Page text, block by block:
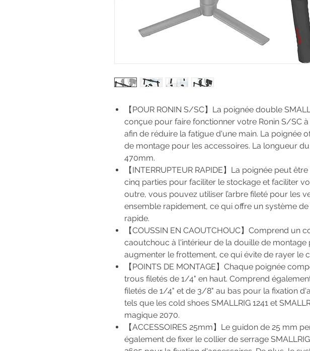
【POUR RONIN S/SC】La poignée double
conçue pour faire fonctionner votre Ronin S/SC à
afin de réduire la fatigue d'une main. La poignée
de montage pour les accessoires. La longueur
470mm.
【INTERRUPTEUR RAPIDE】La poignée peut
cinq parties pour faciliter le stockage et faciliter
outre, vous pouvez utiliser l’arbre fileté pour les
ensemble rapidement, ce qui offre un système
rapide.
【COUSSIN EN CAOUTCHOUC】Comprend un
caoutchouc à l'intérieur de la douille de montage
augmenter le frottement, ce qui évite de rayer le
【POINTS DE MONTAGE】Chaque poignée
trous filetés de 1/4" en haut. Comprend
filetés de 1/4" et de 3/8" au bas pour la fixation
tels que les cold shoes SMALLRIG 1241 et
magique 2070.
【ACCESSOIRES 25mm】Le guidon de 25 mm
également de fixer le collier de serrage